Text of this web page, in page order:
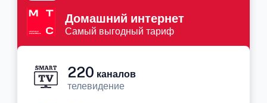
Домашний интернет
Самый выгодный тариф
220 каналов
телевидение